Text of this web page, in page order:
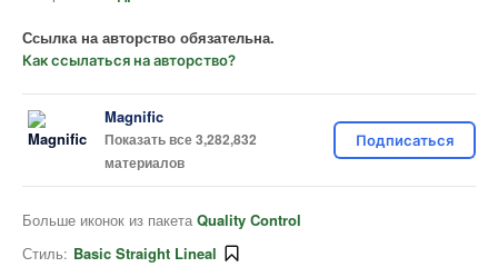
Ссылка на авторство обязательна.
Как ссылаться на авторство?
Magnific
Показать все 3,282,832
материалов
Подписаться
Больше иконок из пакета Quality Control
Стиль: Basic Straight Lineal